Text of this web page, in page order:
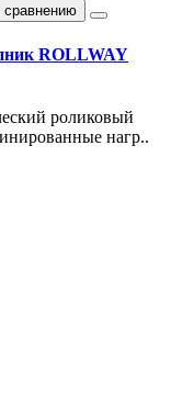
сравнению
ROLLWAY
роликовый
нагр..